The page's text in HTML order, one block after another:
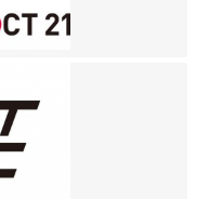
い学校づくりを進めてまい
ります。
談があり、十分に掃除の時
間をとることができません
取り組む姿が見られまし
た。学校をきれいにしよう
と進んで掃除に取り組む子
員会、図書委員会、執行部
れ活動を進めていきます。
どの委員会でも６年生が中
心となり、一年間の活動計
画を立てました。 休み時間